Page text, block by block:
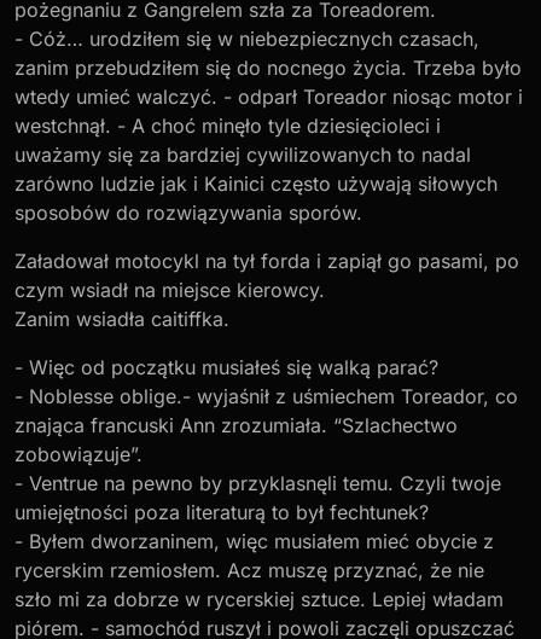
pożegnaniu z Gangrelem szła za Toreadorem.
- Cóż… urodziłem się w niebezpiecznych czasach,
zanim przebudziłem się do nocnego życia. Trzeba było
wtedy umieć walczyć. - odparł Toreador niosąc motor i
westchnął. - A choć minęło tyle dziesięcioleci i
uważamy się za bardziej cywilizowanych to nadal
zarówno ludzie jak i Kainici często używają siłowych
sposobów do rozwiązywania sporów.
Załadował motocykl na tył forda i zapiął go pasami, po
czym wsiadł na miejsce kierowcy.
Zanim wsiadła caitiffka.
- Więc od początku musiałeś się walką parać?
- Noblesse oblige.- wyjaśnił z uśmiechem Toreador, co
znająca francuski Ann zrozumiała. “Szlachectwo
zobowiązuje”.
- Ventrue na pewno by przyklasnęli temu. Czyli twoje
umiejętności poza literaturą to był fechtunek?
- Byłem dworzaninem, więc musiałem mieć obycie z
rycerskim rzemiosłem. Acz muszę przyznać, że nie
szło mi za dobrze w rycerskiej sztuce. Lepiej władam
piórem. - samochód ruszył i powoli zaczęli opuszczać